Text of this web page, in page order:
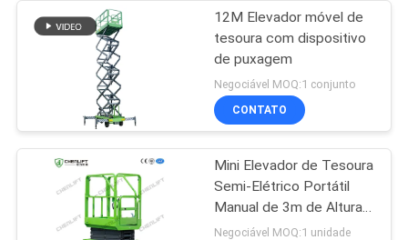
12M Elevador móvel de
tesoura com dispositivo
de puxagem
Negociável MOQ:1 conjunto
CONTATO
Mini Elevador de Tesoura
Semi-Elétrico Portátil
Manual de 3m de Altura
para Armazém
Negociável MOQ:1 unidade